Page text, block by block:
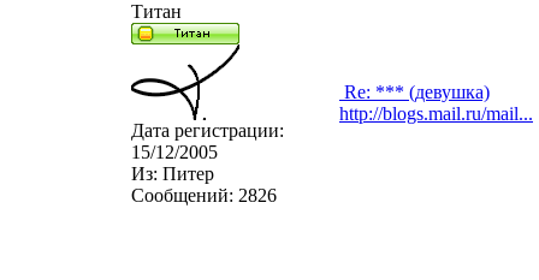
Титан
Дата регистрации:
15/12/2005
Из: Питер
Сообщений: 2826
Re: *** (девушка)
http://blogs.mail.ru/mail...